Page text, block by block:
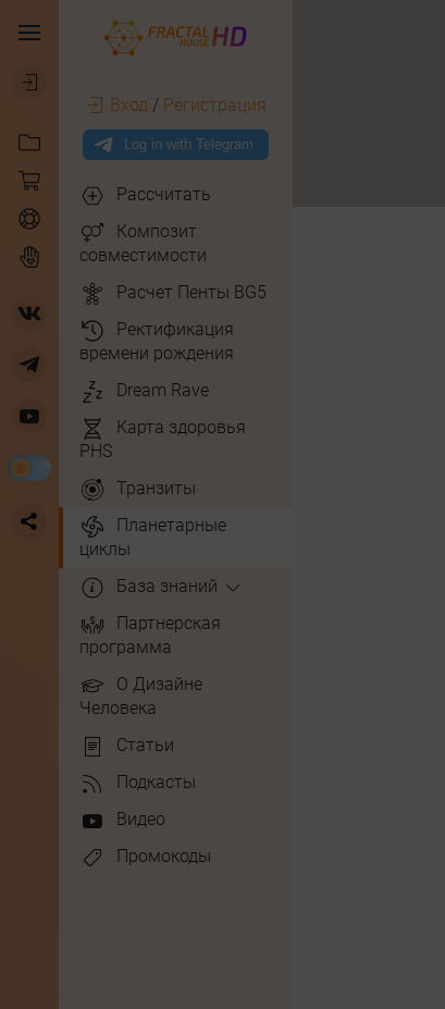
Вход / Регистрация
Рассчитать
Композит
совместимости
Расчет Пенты BG5
Ректификация
времени рождения
Dream Rave
Карта здоровья
PHS
Транзиты
Планетарные
циклы
База знаний
Партнерская
программа
О Дизайне
Человека
Статьи
Подкасты
Видео
Промокоды